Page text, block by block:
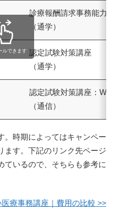
診療報酬請求事務能力
（通学）
認定試験対策講座
（通学）
認定試験対策講座：
（通信）
ルできます
時期によってはキャンペー
ます。下記のリンク先ページ
ているので、そちらも参考に
療事務講座｜費用の比較 >>